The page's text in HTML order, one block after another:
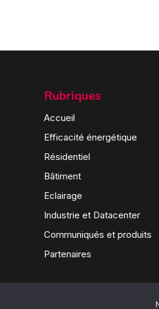
Rubriques
Accueil
Efficacité énergétique
Résidentiel
Bâtiment
Eclairage
Industrie et Datacenter
Communiqués et produits
Partenaires